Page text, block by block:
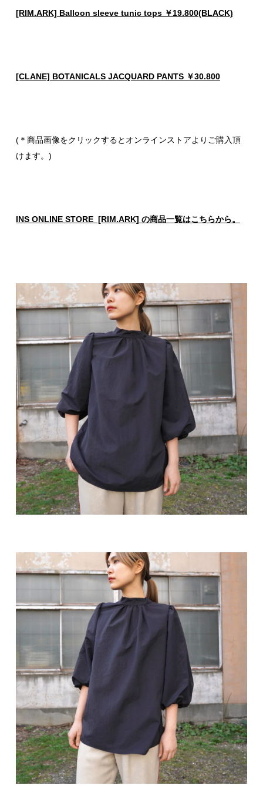
[RIM.ARK] Balloon sleeve tunic tops ￥19.800(BLACK)
[CLANE] BOTANICALS JACQUARD PANTS ￥30.800
(＊商品画像をクリックするとオンラインストアよりご購入頂
けます。)
INS ONLINE STORE [RIM.ARK] の商品一覧はこちらから。